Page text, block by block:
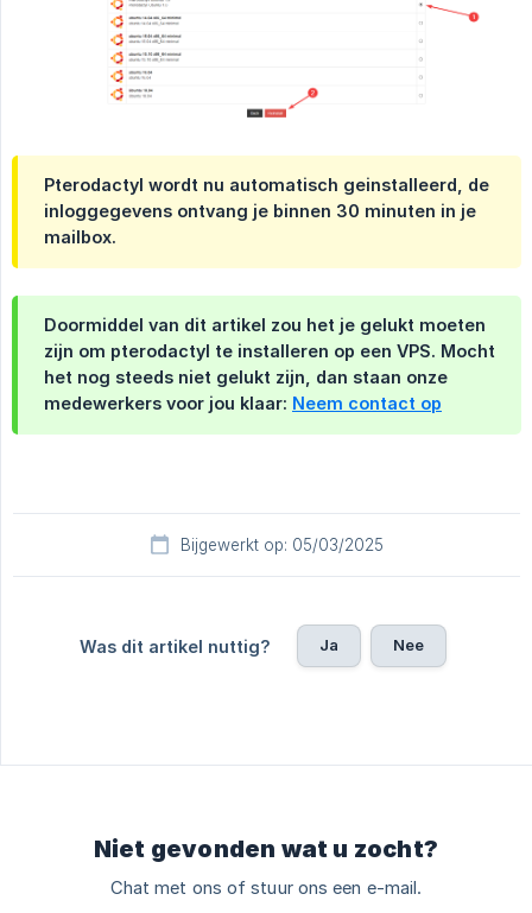
Pterodactyl wordt nu automatisch geinstalleerd, de
inloggegevens ontvang je binnen 30 minuten in je
mailbox.
Doormiddel van dit artikel zou het je gelukt moeten
zijn om pterodactyl te installeren op een VPS. Mocht
het nog steeds niet gelukt zijn, dan staan onze
medewerkers voor jou klaar: Neem contact op
Bijgewerkt op: 05/03/2025
Was dit artikel nuttig? Ja Nee
Niet gevonden wat u zocht?
Chat met ons of stuur ons een e-mail.